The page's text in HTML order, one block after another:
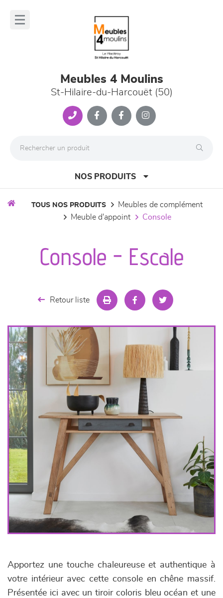
Meubles 4 Moulins
St-Hilaire-du-Harcouët (50)
NOS PRODUITS
séjours
chambres et dressing
literie
décoration
TOUS NOS PRODUITS
meubles de complément
meuble d'appoint
console
Console - Escale
Retour liste
Apportez une touche chaleureuse et authentique à
votre intérieur avec cette console en chêne massif.
Présentée ici avec un tiroir coloris bleu océan et une